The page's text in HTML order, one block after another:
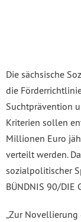
Die sächsische
die
Suchtprävention
Kriterien sollen
Millionen Euro
verteilt werden.
sozialpolitischer
BÜNDNIS 90/DIE
„Zur